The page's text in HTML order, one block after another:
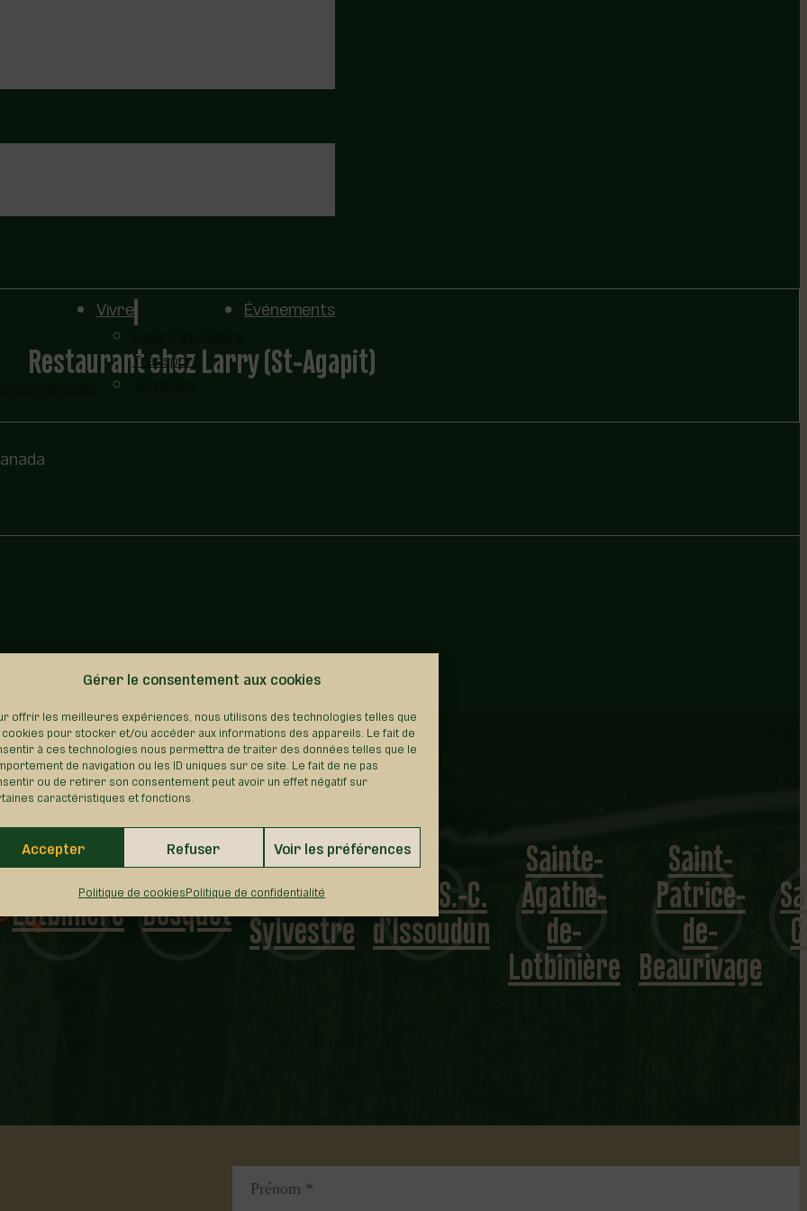
Gérer le consentement aux cookies
offrir les meilleures expériences, nous utilisons des technologies telles que
cookies pour stocker et/ou accéder aux informations des appareils. Le fait de
à ces technologies nous permettra de traiter des données telles que le
de navigation ou les ID uniques sur ce site. Le fait de ne pas
ou de retirer son consentement peut avoir un effet négatif sur
caractéristiques et fonctions.
Accepter Refuser Voir les préférences
Politique de cookiesPolitique de confidentialité
Vivre
Transport
Événements
Restaurant chez Larry (St-Agapit)
REVENIR AU RÉPERTOIRE
Dosquet Saint-
Sylvestre
N.-D.-S.-C.
d’Issoudun
Sainte-
Agathe-
de-
Lotbinière
Saint-
Patrice-
de-
Beaurivage
Sainte-
Croix